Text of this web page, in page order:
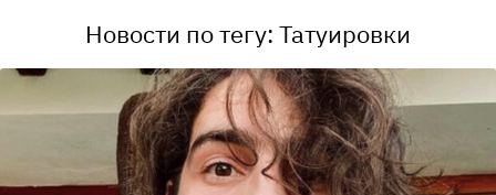
Новости по тегу: Татуировки